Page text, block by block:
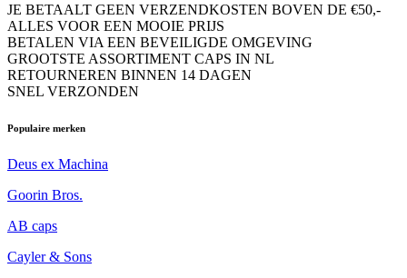
JE BETAALT GEEN VERZENDKOSTEN BOVEN DE €50,-
ALLES VOOR EEN MOOIE PRIJS
BETALEN VIA EEN BEVEILIGDE OMGEVING
GROOTSTE ASSORTIMENT CAPS IN NL
RETOURNEREN BINNEN 14 DAGEN
SNEL VERZONDEN
Populaire merken
Deus ex Machina
Goorin Bros.
AB caps
Cayler & Sons